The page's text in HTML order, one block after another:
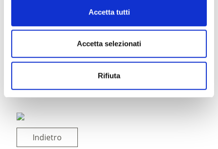
Accetta tutti
Accetta selezionati
Rifiuta
Indietro